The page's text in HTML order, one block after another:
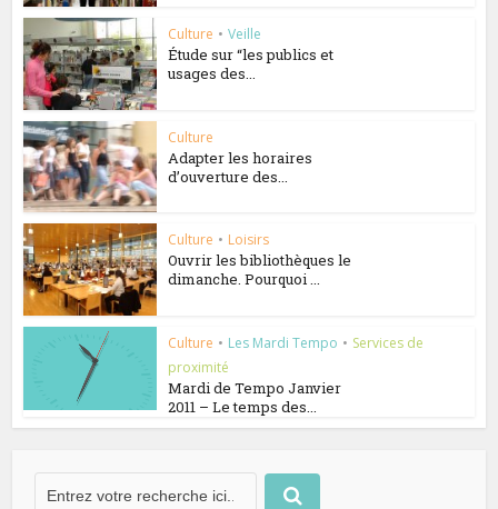
Culture • Veille
Étude sur “les publics et
usages des...
Culture
Adapter les horaires
d’ouverture des...
Culture • Loisirs
Ouvrir les bibliothèques le
dimanche. Pourquoi ...
Culture • Les Mardi Tempo • Services de
proximité
Mardi de Tempo Janvier
2011 – Le temps des...